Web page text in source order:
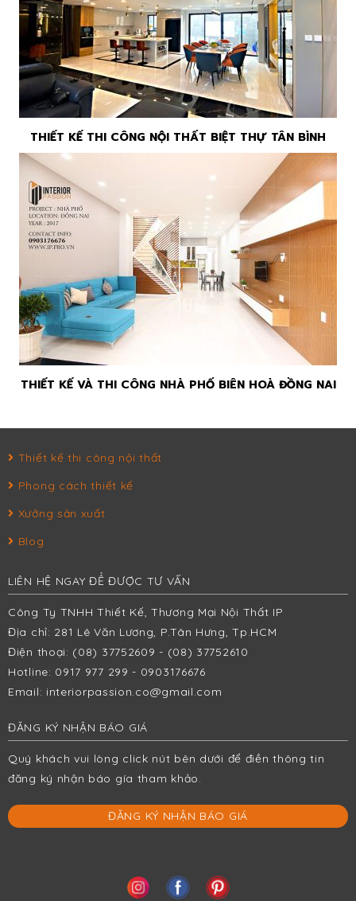
THIẾT KẾ THI CÔNG NỘI THẤT BIỆT THỰ TÂN BÌNH
THIẾT KẾ VÀ THI CÔNG NHÀ PHỐ BIÊN HOÀ ĐỒNG NAI
Thiết kế thi công nội thất
Phong cách thiết kế
Xưởng sản xuất
Blog
LIÊN HỆ NGAY ĐỂ ĐƯỢC TƯ VẤN
Công Ty TNHH Thiết Kế, Thương Mại Nội Thất IP
Địa chỉ: 281 Lê Văn Lương, P.Tân Hưng, Tp.HCM
Điện thoại: (08) 37752609 - (08) 37752610
Hotline: 0917 977 299 - 0903176676
Email: interiorpassion.co@gmail.com
ĐĂNG KÝ NHẬN BÁO GIÁ
Quý khách vui lòng click nút bên dưới để điền thông tin
đăng ký nhận báo gía tham khảo.
ĐĂNG KÝ NHẬN BÁO GIÁ